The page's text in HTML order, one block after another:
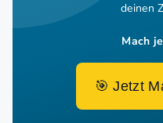
deinen
Mach
🎯 Jetzt